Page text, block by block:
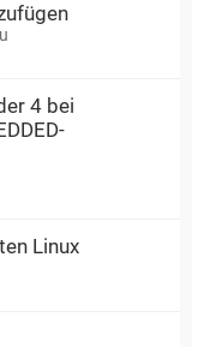
4 bei
Linux